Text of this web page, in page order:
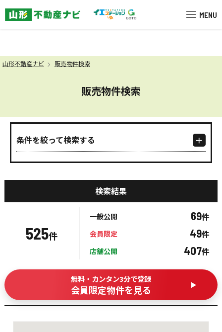
米沢市を中心に南陽市・高畠町・
MENU
山形不動産ナビ 販売物件検索
販売物件検索
条件を絞って検索する
検索結果
525件
一般公開 69件
会員限定 49件
店舗公開 407件
無料・カンタン3分で登録
会員限定物件を見る